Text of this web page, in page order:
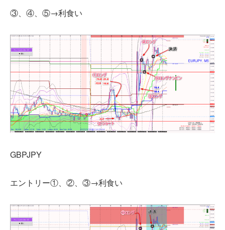
③、④、⑤→利食い
GBPJPY
エントリー①、②、③→利食い